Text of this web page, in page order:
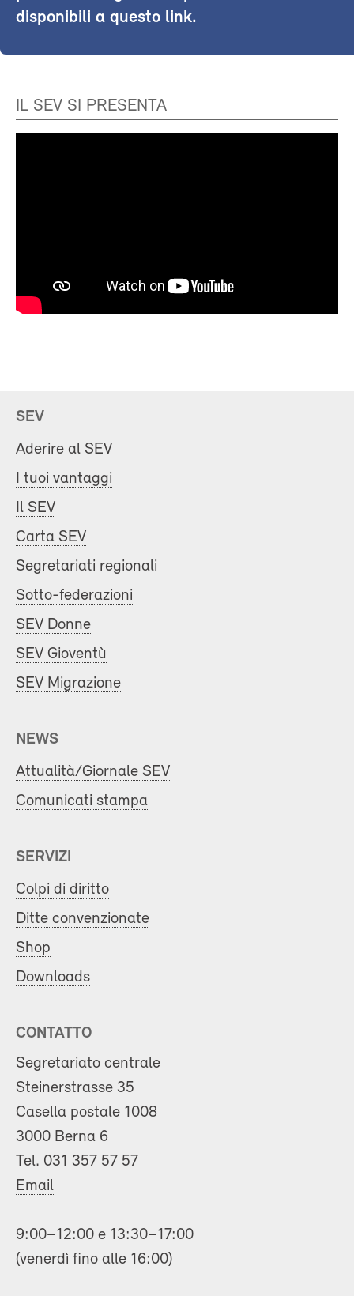
disponibili a questo link.
IL SEV SI PRESENTA
SEV
Aderire al SEV
I tuoi vantaggi
Il SEV
Carta SEV
Segretariati regionali
Sotto-federazioni
SEV Donne
SEV Gioventù
SEV Migrazione
NEWS
Attualità/Giornale SEV
Comunicati stampa
SERVIZI
Colpi di diritto
Ditte convenzionate
Shop
Downloads
CONTATTO
Segretariato centrale
Steinerstrasse 35
Casella postale 1008
3000 Berna 6
Tel. 031 357 57 57
Email
9:00–12:00 e 13:30–17:00
(venerdì fino alle 16:00)